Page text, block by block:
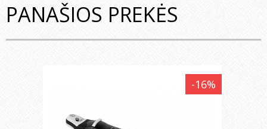
PANAŠIOS PREKĖS
-16%